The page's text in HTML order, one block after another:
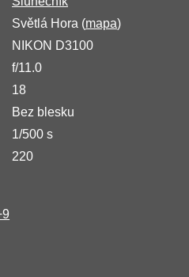
Světlá Hora (mapa)
NIKON D3100
f/11.0
18
Bez blesku
1/500 s
220